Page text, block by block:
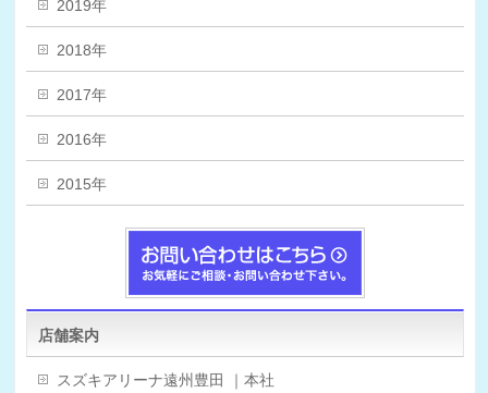
2019年
2018年
2017年
2016年
2015年
店舗案内
スズキアリーナ遠州豊田 ｜本社